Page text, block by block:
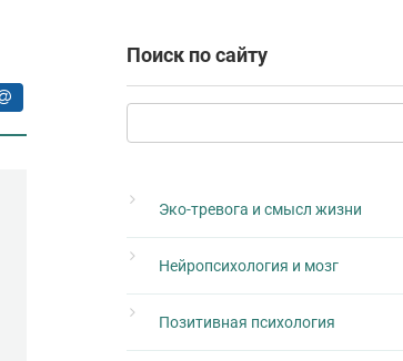
Поиск по сайту
Эко-тревога и смысл жизни
Нейропсихология и мозг
Позитивная психология